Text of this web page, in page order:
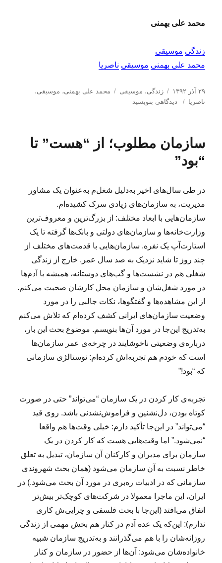
محمد علی بهمنی
زندگی موسیقی
محمد علی بهمنی موسیقی ناصریا
ا
ر
ش
۲۹ آذر ۱۳۹۲
د
س
ا
زندگی، موسیقی
ب
ه
محمد علی بهمنی، موسیقی،
ناصریا
ن
ی
د
ک
د
ر
ل
ظ
ه‌
ش
ر
ا
ش
۲
۳
۰
دیدگاهی بنویسید
سازمان مطلوب؛ از “هست” تا
“بود”
در طی سال‌های اخیر به‌دلیل شغل‌م به‌عنوان یک مشاور
مدیریت، به سازمان‌های زیادی سرک کشیده‌ام.
سازمان‌هایی با ابعاد مختلف: از بزرگ‌ترین و معروف‌ترین
وزارت‌خانه‌ها و سازمان‌های دولتی و بانک‌ها گرفته تا یک
استارت‌آپ یک نفره. سازمان‌هایی با قدمت‌های مختلف از
چند روز تا شاید نزدیک به صد سال عمر. خارج از زندگی
شغلی هم در نشست‌ها و گپ‌های دوستانه، همیشه با آدم‌ها
در مورد شغل‌شان و سازمان محل کارشان صحبت می‌کنم.
از این مشاهده‌ها و گفتگوها، نکات جالبی را در مورد
وضعیت سازمان‌های ایرانی کشف کرده‌ام که تلاش می‌کنم
به‌تدریج این‌جا در مورد آن‌ها بنویسم. موضوع بحث این بار،
درباره‌ی وضعیتی ناخوشایند در چرخه‌ی عمر سازمان‌ها
است که خودم هم تجربه‌اش کرده‌ام: نوستالژی سازمانی
که “بود!”
تجربه‌ی کار کردن در یک سازمان “می‌تواند” حتی در صورت
کوتاه بودن، دل‌نشنین و فراموش‌نشدنی باشد. روی قید
“می‌تواند” در این‌جا تأکید دارم: خیلی وقت‌ها هم واقعا
“نمی‌شود.”‌ اما وقت‌هایی هست که کار کردن در یک
سازمان برای مدیران و کارکنان آن سازمان، تبدیل به تعلق
خاطر نسبت به آن سازمان می‌شود (همان بحث شهروندی
سازمانی که در ادبیات ره‌بری در مورد آن بحث می‌شود.) در
ایران، این ماجرا معمولا در شرکت‌های کوچک‌تر بیش‌تر
اتفاق می‌افتد (این‌جا با بحث فلسفی‌ و چرایی‌ش کاری
ندارم): این‌که یک عده آدم در کنار هم بخش مهمی از زندگی
روزانه‌شان را با هم می‌گذرانند و به‌تدریج سازمان شبیه
خانواده‌شان می‌شود: آن‌ها از حضور در سازمان و کنار